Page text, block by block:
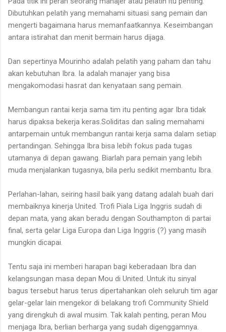
Dibutuhkan pelatih yang memahami situasi sang pemain dan
mengerti bagaimana harus memanfaatkannya. Keseimbangan
antara istirahat dan menit bermain harus dijaga.
Dan sepertinya Mourinho adalah pelatih yang paham dan tahu
akan kebutuhan Ibra. Ia adalah manajer yang bisa
mengakomodasi hasrat dan kenyataan sang pemain.
Membangun rantai kerja sama tim itu penting agar Ibra tidak
harus dipaksa bekerja keras.Soliditas dan saling memahami
antarpemain untuk membangun rantai kerja sama dalam setiap
pertandingan. Sehingga Ibra bisa lebih fokus pada tugas
utamanya di depan gawang. Biarlah para pemain yang lebih
muda menjalankan tugasnya, bila perlu sedikit membantu Ibra.
Perlahan-lahan, seiring hasil baik yang datang adalah buah dari
membaiknya kinerja United. Trofi Piala Liga Inggris sudah di
depan mata, yang akan beradu dengan Southampton di partai
final, serta gelar Liga Europa dan Liga Inggris (?) yang masih
mungkin dicapai.
Tentu saja ini memberi harapan bagi keberadaan Ibra dan
kelangsungan masa depan Mou di United. Untuk itu sinyal
bagus tersebut harus terus dipertahankan oleh seluruh tim agar
gelar-gelar lain mengekor di belakang trofi Community Shield
yang direngkuh di awal musim. Tak kalah penting, peran Mou
menjaga Ibra, berlian berharga yang sudah digenggamnya.